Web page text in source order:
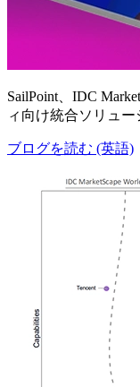
SailPoint、IDC
ィ向け統合ソリュ
ブログを読む (英語)